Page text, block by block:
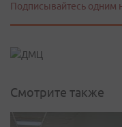
Подписывайтесь одним
Смотрите также